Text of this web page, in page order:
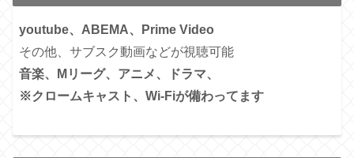
youtube、ABEMA、Prime Video
その他、サブスク動画などが視聴可能
音楽、Mリーグ、アニメ、ドラマ、
※クロームキャスト、Wi-Fiが備わってます